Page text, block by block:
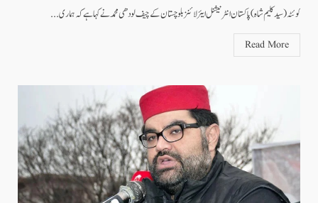
کوئٹہ(سید کلیم شاہ)پاکستان انٹرنیشنل ایئر لائنز بلو چستان کے چیف لودھی محمد نے کہا ہے کہ ہماری...
Read More